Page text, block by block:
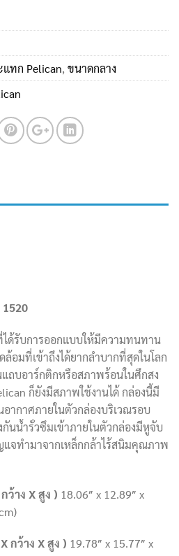
ทก Pelican, ขนาดกลาง
ด้รับการออกแบบให้มีความทนทาน
อมที่เข้าถึงได้ยากลำบากที่สุดในโลก
ถบอาร์กติกหรือสภาพร้อนในศึกสง
ก็ยังมีสภาพใช้งานได้ กล่องนี้มี
ากาศภายในตัวกล่องบริเวณรอบ
นน้ำรั่วซึมเข้าภายในตัวกล่องมีหูจับ
จทำมาจากเหล็กกล้าไร้สนิมคุณภาพ
ว้าง X สูง ) 18.06″ x 12.89″ x
X กว้าง X สูง ) 19.78″ x 15.77″ x